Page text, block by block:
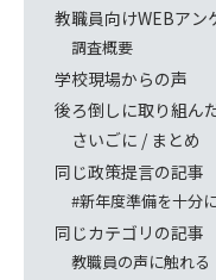
教職員向けWEBアン
調査概要
学校現場からの声
後ろ倒しに取り組ん
さいごに / まとめ
同じ政策提言の記事
#新年度準備を十分
同じカテゴリの記事
教職員の声に触れる